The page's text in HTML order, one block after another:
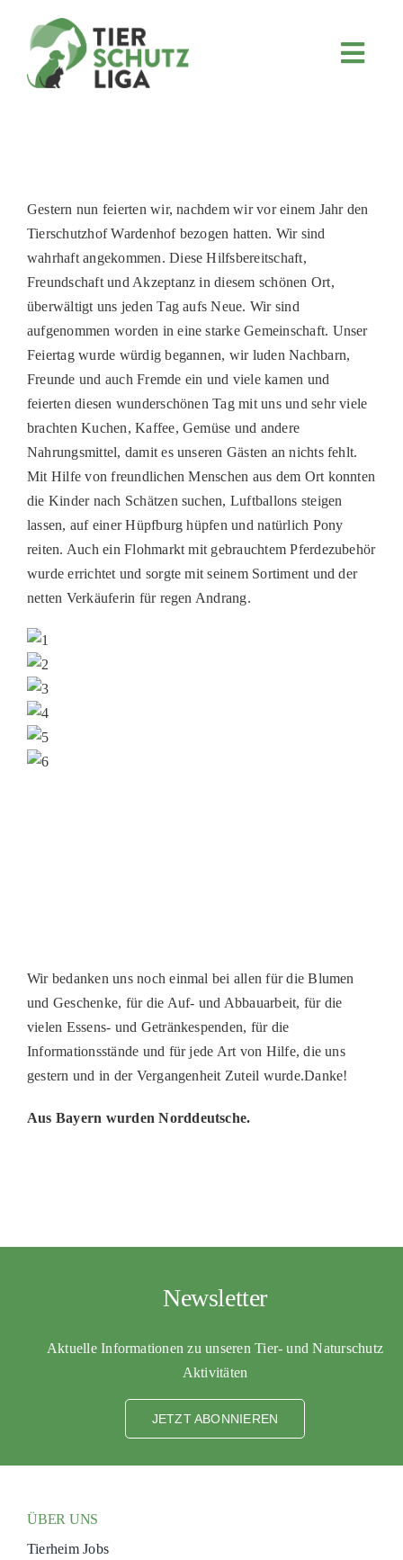
MITMACHEN
FÖRDERN & VERERBEN
KOOPERATIONEN
TIERHEIMTIERE
PATENSCHAFTEN
HELFER WERDEN
RATGEBER
Gestern nun feierten wir, nachdem wir vor einem Jahr den
Tierschutzhof Wardenhof bezogen hatten. Wir sind
wahrhaft angekommen. Diese Hilfsbereitschaft,
Freundschaft und Akzeptanz in diesem schönen Ort,
überwältigt uns jeden Tag aufs Neue. Wir sind
aufgenommen worden in eine starke Gemeinschaft. Unser
Feiertag wurde würdig begannen, wir luden Nachbarn,
Freunde und auch Fremde ein und viele kamen und
feierten diesen wunderschönen Tag mit uns und sehr viele
brachten Kuchen, Kaffee, Gemüse und andere
Nahrungsmittel, damit es unseren Gästen an nichts fehlt.
Mit Hilfe von freundlichen Menschen aus dem Ort konnten
die Kinder nach Schätzen suchen, Luftballons steigen
lassen, auf einer Hüpfburg hüpfen und natürlich Pony
reiten. Auch ein Flohmarkt mit gebrauchtem Pferdezubehör
wurde errichtet und sorgte mit seinem Sortiment und der
netten Verkäuferin für regen Andrang.
Wir bedanken uns noch einmal bei allen für die Blumen
und Geschenke, für die Auf- und Abbauarbeit, für die
vielen Essens- und Getränkespenden, für die
Informationsstände und für jede Art von Hilfe, die uns
gestern und in der Vergangenheit Zuteil wurde.Danke!
Aus Bayern wurden Norddeutsche.
Newsletter
Aktuelle Informationen zu unseren Tier- und Naturschutz
Aktivitäten
JETZT ABONNIEREN
ÜBER UNS
Tierheim Jobs